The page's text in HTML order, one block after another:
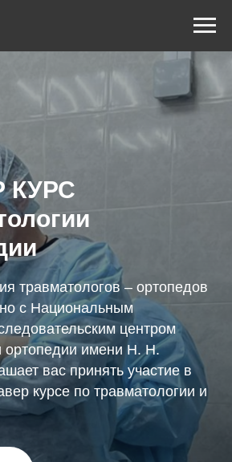
КУРС
травматологов – ортопедов
с Национальным
центром
ортопедии имени Н. Н.
вас принять участие в
курсе по травматологии и